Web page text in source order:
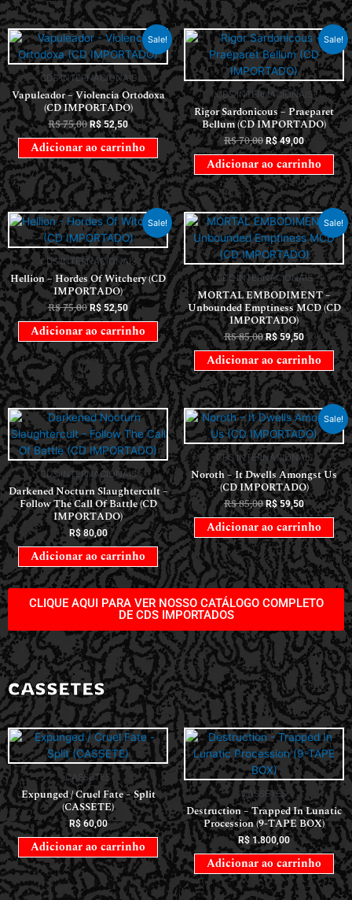
Sale!
CDS INTERNACIONAIS
Vapuleador – Violencia Ortodoxa
(CD IMPORTADO)
R$75,00 R$52,50
Adicionar ao carrinho
Sale!
CDS INTERNACIONAIS
Rigor Sardonicous – Praeparet
Bellum (CD IMPORTADO)
R$70,00 R$49,00
Adicionar ao carrinho
Sale!
CDS INTERNACIONAIS
Hellion – Hordes Of Witchery (CD
IMPORTADO)
R$75,00 R$ 52,50
Adicionar ao carrinho
Sale!
CDS INTERNACIONAIS
MORTAL EMBODIMENT –
Unbounded Emptiness MCD (CD
IMPORTADO)
R$85,00 R$59,50
Adicionar ao carrinho
CDS INTERNACIONAIS
Darkened Nocturn Slaughtercult –
Follow The Call Of Battle (CD
IMPORTADO)
R$80,00
Adicionar ao carrinho
Sale!
CDS INTERNACIONAIS
Noroth – It Dwells Amongst Us
(CD IMPORTADO)
R$85,00 R$59,50
Adicionar ao carrinho
CLIQUE AQUI PARA VER NOSSO CATÁLOGO COMPLETO
DE CDS IMPORTADOS
CASSETES
CASSETES
Expunged / Cruel Fate – Split
(CASSETE)
R$60,00
Adicionar ao carrinho
CASSETES
Destruction – Trapped In Lunatic
Procession (9-TAPE BOX)
R$ 1.800,00
Adicionar ao carrinho